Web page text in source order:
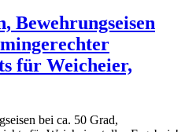
Bewehrungseisen
für Weicheier,
bei ca. 50 Grad,